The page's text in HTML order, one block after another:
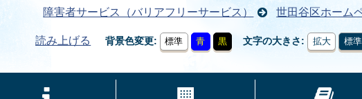
障害者サービス（バリアフリーサービス） 世田谷区ホーム
読み上げる 背景色変更 標準 青 黒 文字の大きさ 拡大 標準